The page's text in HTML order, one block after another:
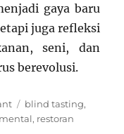
gaya baru
juga refleksi
seni, dan
berevolusi.
Tags
blind tasting,
, restoran